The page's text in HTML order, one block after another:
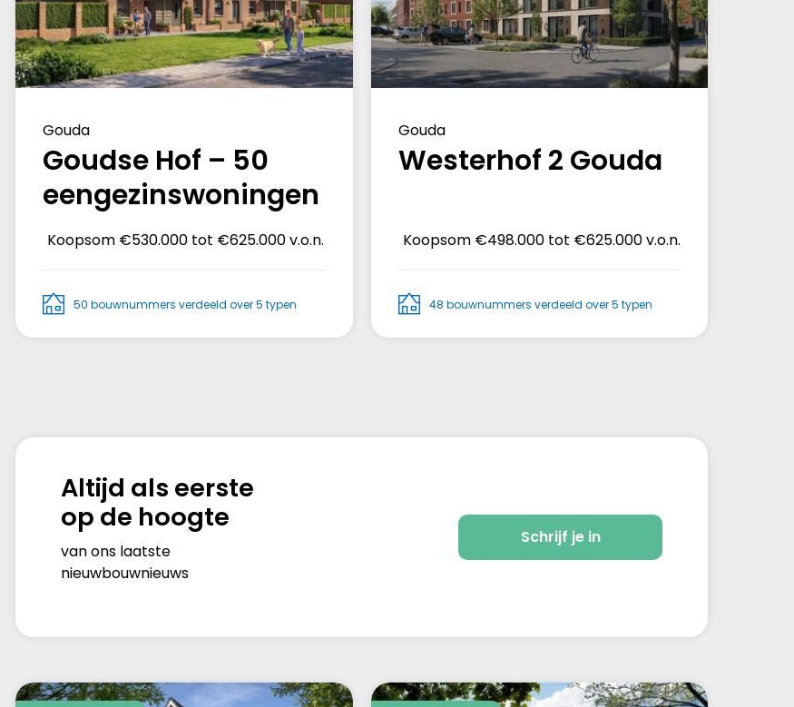
Gouda
Goudse Hof – 50
eengezinswoningen
Koopsom €530.000 tot €625.000 v.o.n.
50 bouwnummers verdeeld over 5 typen
Gouda
Westerhof 2 Gouda
Koopsom€498.000 tot €625.000 v.o.n.
48 bouwnummers verdeeld over 5 typen
Altijd als eerste
op de hoogte
van ons laatste
nieuwbouwnieuws
Schrijf je in